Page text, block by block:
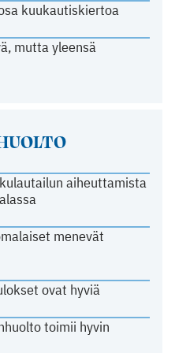
kuukautiskiertoa
mutta yleensä
aiheuttamista
menevät
ovat hyviä
toimii hyvin